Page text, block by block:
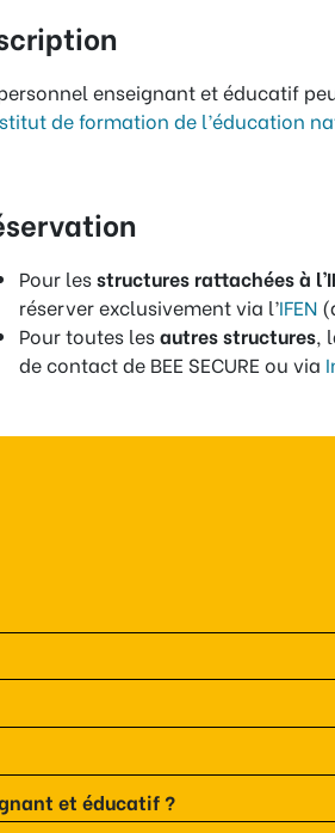
enseignant et éducatif
de formation de l’éducation
Pour lesstructures rattachées à
réserver exclusivement via l’IFEN
Pour toutes lesautres structures,
de contact de BEE SECURE ou via
et éducatif ?